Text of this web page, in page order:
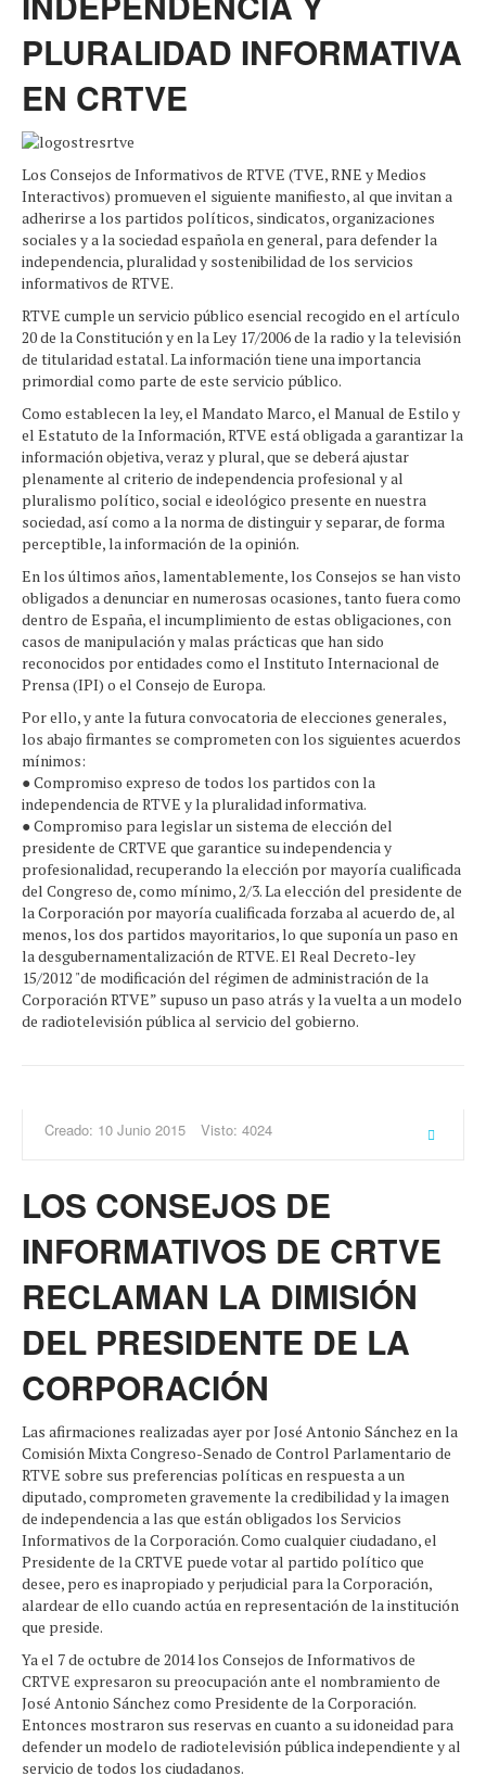
PLURALIDAD INFORMATIVA
EN CRTVE
Los Consejos de Informativos de RTVE (TVE, RNE y Medios
Interactivos) promueven el siguiente manifiesto, al que invitan a
adherirse a los partidos políticos, sindicatos, organizaciones
sociales y a la sociedad española en general, para defender la
independencia, pluralidad y sostenibilidad de los servicios
informativos de RTVE.
RTVE cumple un servicio público esencial recogido en el artículo
20 de la Constitución y en la Ley 17/2006 de la radio y la televisión
de titularidad estatal. La información tiene una importancia
primordial como parte de este servicio público.
Como establecen la ley, el Mandato Marco, el Manual de Estilo y
el Estatuto de la Información, RTVE está obligada a garantizar la
información objetiva, veraz y plural, que se deberá ajustar
plenamente al criterio de independencia profesional y al
pluralismo político, social e ideológico presente en nuestra
sociedad, así como a la norma de distinguir y separar, de forma
perceptible, la información de la opinión.
En los últimos años, lamentablemente, los Consejos se han visto
obligados a denunciar en numerosas ocasiones, tanto fuera como
dentro de España, el incumplimiento de estas obligaciones, con
casos de manipulación y malas prácticas que han sido
reconocidos por entidades como el Instituto Internacional de
Prensa (IPI) o el Consejo de Europa.
Por ello, y ante la futura convocatoria de elecciones generales,
los abajo firmantes se comprometen con los siguientes acuerdos
mínimos:
● Compromiso expreso de todos los partidos con la
independencia de RTVE y la pluralidad informativa.
● Compromiso para legislar un sistema de elección del
presidente de CRTVE que garantice su independencia y
profesionalidad, recuperando la elección por mayoría cualificada
del Congreso de, como mínimo, 2/3. La elección del presidente de
la Corporación por mayoría cualificada forzaba al acuerdo de, al
menos, los dos partidos mayoritarios, lo que suponía un paso en
la desgubernamentalización de RTVE. El Real Decreto-ley
15/2012 "de modificación del régimen de administración de la
Corporación RTVE” supuso un paso atrás y la vuelta a un modelo
de radiotelevisión pública al servicio del gobierno.
Creado: 10 Junio 2015 Visto: 4024
LOS CONSEJOS DE
INFORMATIVOS DE CRTVE
RECLAMAN LA DIMISIÓN
DEL PRESIDENTE DE LA
CORPORACIÓN
Las afirmaciones realizadas ayer por José Antonio Sánchez en la
Comisión Mixta Congreso-Senado de Control Parlamentario de
RTVE sobre sus preferencias políticas en respuesta a un
diputado, comprometen gravemente la credibilidad y la imagen
de independencia a las que están obligados los Servicios
Informativos de la Corporación. Como cualquier ciudadano, el
Presidente de la CRTVE puede votar al partido político que
desee, pero es inapropiado y perjudicial para la Corporación,
alardear de ello cuando actúa en representación de la institución
que preside.
Ya el 7 de octubre de 2014 los Consejos de Informativos de
CRTVE expresaron su preocupación ante el nombramiento de
José Antonio Sánchez como Presidente de la Corporación.
Entonces mostraron sus reservas en cuanto a su idoneidad para
defender un modelo de radiotelevisión pública independiente y al
servicio de todos los ciudadanos.